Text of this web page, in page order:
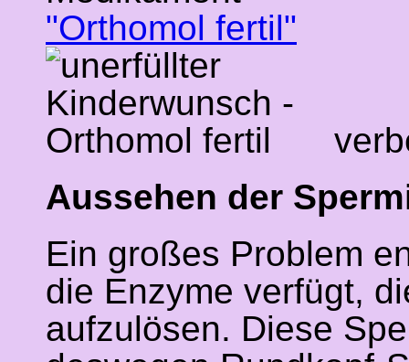
"Orthomol fertil"
Aussehen der
Ein großes Problem
die Enzyme verfügt,
aufzulösen. Diese